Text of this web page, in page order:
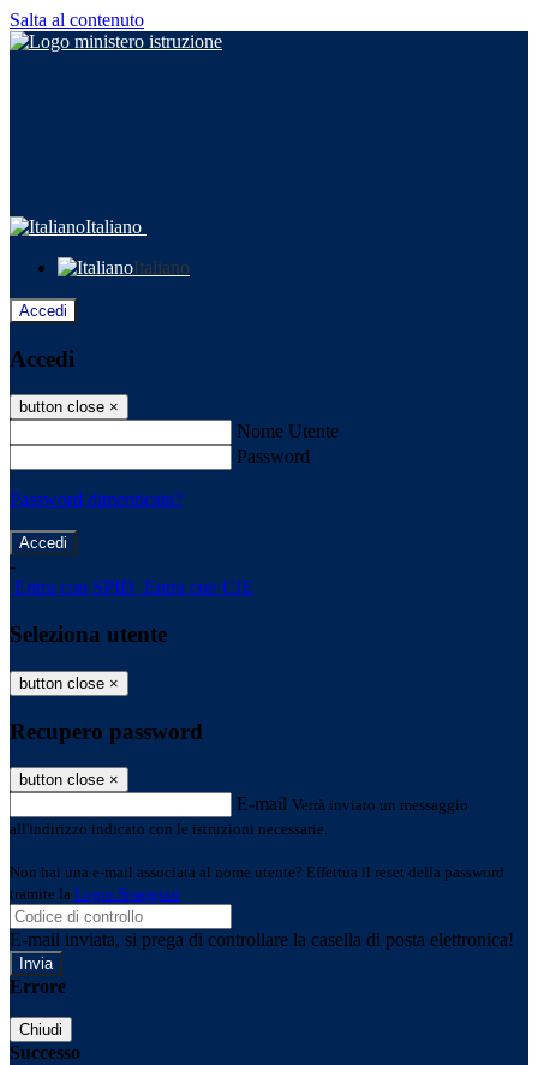
Salta al contenuto
Italiano
Italiano
Accedi
Accedi
button close ×
Nome Utente
Password
Password dimenticata?
-
Entra con SPID Entra con CIE
Seleziona utente
button close ×
Recupero password
button close ×
E-mail Verrà inviato un messaggio
all'indirizzo indicato con le istruzioni necessarie.
Non hai una e-mail associata al nome utente? Effettua il reset della password
tramite la Login Spaggiari
E-mail inviata, si prega di controllare la casella di posta elettronica!
Errore
Chiudi
Successo